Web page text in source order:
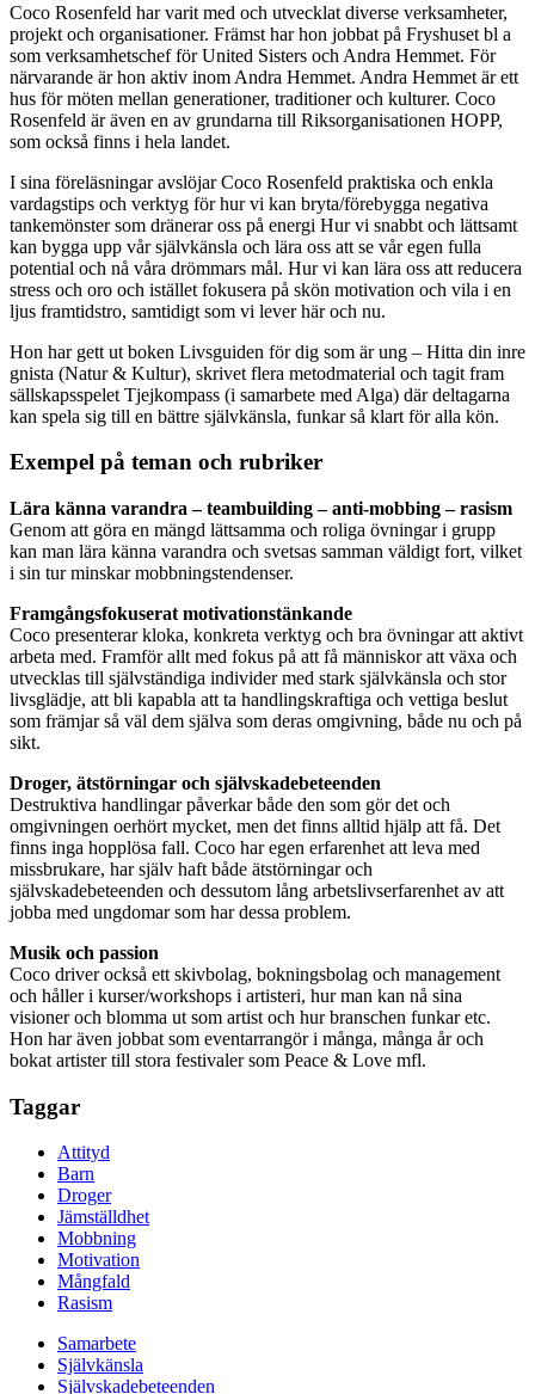
Coco Rosenfeld har varit med och utvecklat diverse verksamheter,
projekt och organisationer. Främst har hon jobbat på Fryshuset bl a
som verksamhetschef för United Sisters och Andra Hemmet. För
närvarande är hon aktiv inom Andra Hemmet. Andra Hemmet är ett
hus för möten mellan generationer, traditioner och kulturer. Coco
Rosenfeld är även en av grundarna till Riksorganisationen HOPP,
som också finns i hela landet.
I sina föreläsningar avslöjar Coco Rosenfeld praktiska och enkla
vardagstips och verktyg för hur vi kan bryta/förebygga negativa
tankemönster som dränerar oss på energi Hur vi snabbt och lättsamt
kan bygga upp vår självkänsla och lära oss att se vår egen fulla
potential och nå våra drömmars mål. Hur vi kan lära oss att reducera
stress och oro och istället fokusera på skön motivation och vila i en
ljus framtidstro, samtidigt som vi lever här och nu.
Hon har gett ut boken Livsguiden för dig som är ung – Hitta din inre
gnista (Natur & Kultur), skrivet flera metodmaterial och tagit fram
sällskapsspelet Tjejkompass (i samarbete med Alga) där deltagarna
kan spela sig till en bättre självkänsla, funkar så klart för alla kön.
Exempel på teman och rubriker
Lära känna varandra – teambuilding – anti-mobbing – rasism
Genom att göra en mängd lättsamma och roliga övningar i grupp
kan man lära känna varandra och svetsas samman väldigt fort, vilket
i sin tur minskar mobbningstendenser.
Framgångsfokuserat motivationstänkande
Coco presenterar kloka, konkreta verktyg och bra övningar att aktivt
arbeta med. Framför allt med fokus på att få människor att växa och
utvecklas till självständiga individer med stark självkänsla och stor
livsglädje, att bli kapabla att ta handlingskraftiga och vettiga beslut
som främjar så väl dem själva som deras omgivning, både nu och på
sikt.
Droger, ätstörningar och självskadebeteenden
Destruktiva handlingar påverkar både den som gör det och
omgivningen oerhört mycket, men det finns alltid hjälp att få. Det
finns inga hopplösa fall. Coco har egen erfarenhet att leva med
missbrukare, har själv haft både ätstörningar och
självskadebeteenden och dessutom lång arbetslivserfarenhet av att
jobba med ungdomar som har dessa problem.
Musik och passion
Coco driver också ett skivbolag, bokningsbolag och management
och håller i kurser/workshops i artisteri, hur man kan nå sina
visioner och blomma ut som artist och hur branschen funkar etc.
Hon har även jobbat som eventarrangör i många, många år och
bokat artister till stora festivaler som Peace & Love mfl.
Taggar
Attityd
Barn
Droger
Jämställdhet
Mobbning
Motivation
Mångfald
Rasism
Samarbete
Självkänsla
Självskadebeteenden